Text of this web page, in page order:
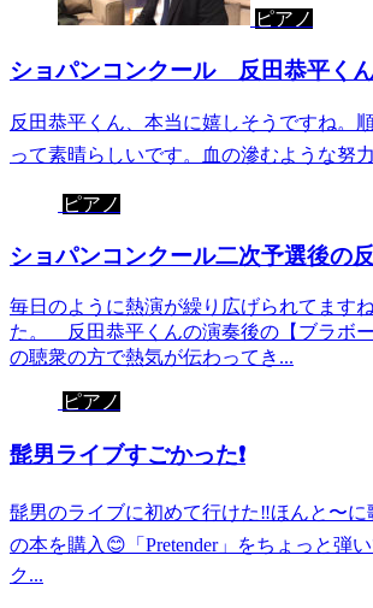
ピアノ
ショパンコンクール 反田恭平く
反田恭平くん、本当に嬉しそうですね
って素晴らしいです。血の滲むような努
ピアノ
ショパンコンクール二次予選後の
毎日のように熱演が繰り広げられてます
た。 反田恭平くんの演奏後の【ブラボ
の聴衆の方で熱気が伝わってき...
ピアノ
髭男ライブすごかった❗️
髭男のライブに初めて行けた‼️ほんと〜
の本を購入😊「Pretender」をちょっと
ク...